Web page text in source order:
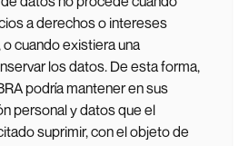
a derechos o intereses
cuando existiera una
los datos. De esta forma,
podría mantener en sus
personal y datos que el
suprimir, con el objeto de